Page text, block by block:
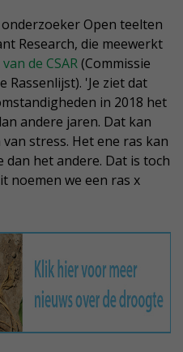
Open teelten
Research, die meewerkt
de CSAR(Commissie
Rassenlijst). 'Je ziet dat
in 2018 het
andere jaren. Dat kan
stress. Het ene ras kan
het andere. Dat is toch
noemen we een ras x